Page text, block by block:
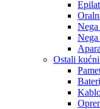
Nega
Nega
Ostali